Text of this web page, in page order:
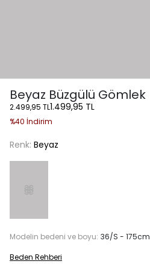
Beyaz Büzgülü Gömlek
2.499,95 TL1.499,95 TL
%40 İndirim
Renk: Beyaz
Modelin bedeni ve boyu: 36/S - 175cm
Beden Rehberi